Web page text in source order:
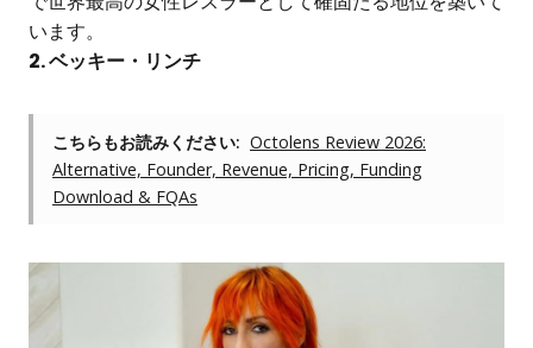
います。
2. ベッキー・リンチ
こちらもお読みください: Octolens Review 2026:
Alternative, Founder, Revenue, Pricing, Funding
Download & FQAs